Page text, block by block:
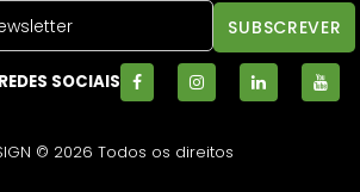
SOCIAIS
© 2026 Todos os direitos